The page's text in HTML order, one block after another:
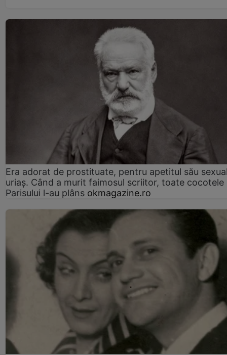
Era adorat de prostituate, pentru apetitul său
uriaș. Când a murit faimosul scriitor, toate cocotele
Parisului l-au plâns okmagazine.ro